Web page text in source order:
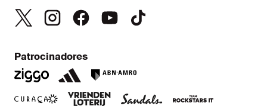
Patrocinadores